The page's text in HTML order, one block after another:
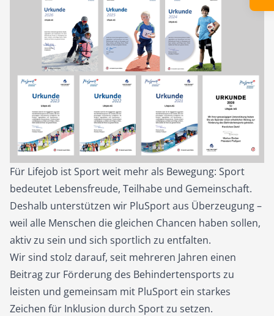
Für Lifejob ist Sport weit mehr als Bewegung: Sport
bedeutet Lebensfreude, Teilhabe und Gemeinschaft.
Deshalb unterstützen wir PluSport aus Überzeugung –
weil alle Menschen die gleichen Chancen haben sollen,
aktiv zu sein und sich sportlich zu entfalten.
Wir sind stolz darauf, seit mehreren Jahren einen
Beitrag zur Förderung des Behindertensports zu
leisten und gemeinsam mit PluSport ein starkes
Zeichen für Inklusion durch Sport zu setzen.